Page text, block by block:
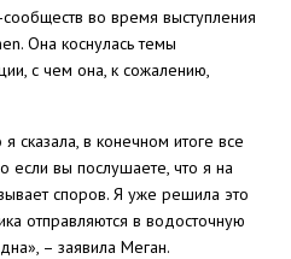
во время выступления
Она коснулась темы
с чем она, к сожалению,
сказала, в конечном итоге все
если вы послушаете, что я на
споров. Я уже решила это
отправляются в водосточную
– заявила Меган.